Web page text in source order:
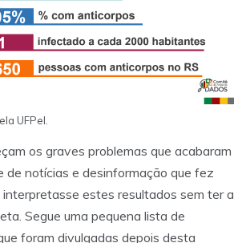
UFPel.
os graves problemas que acabaram
de notícias e desinformação que fez
interpretasse estes resultados sem ter a
Segue uma pequena lista de
foram divulgadas depois desta